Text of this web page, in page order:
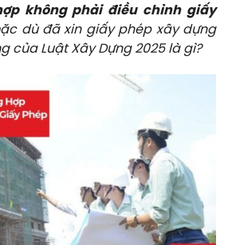
không phải điều chỉnh giấy
dù đã xin giấy phép xây dựng
của Luật Xây Dựng 2025 là gì?